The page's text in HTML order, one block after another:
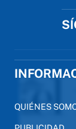
QUIÉNES